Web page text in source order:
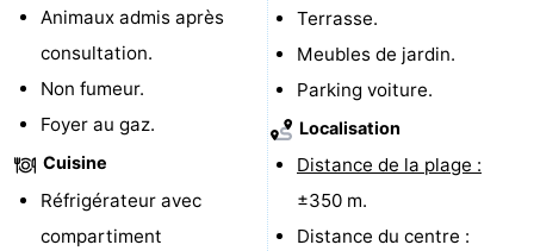
Faire
vélo
-
Randonnée
Équitation
-
Peche
Animaux admis après
consultation.
Non fumeur.
Foyer au gaz.
Cuisine
Réfrigérateur avec
compartiment
Terrasse.
Meubles de jardin.
Parking voiture.
Localisation
Distance de la plage :
±350 m.
Distance du centre :